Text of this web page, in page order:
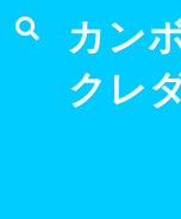
カン
クレ